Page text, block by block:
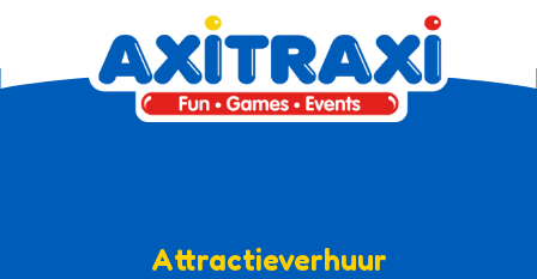
Attractieverhuur